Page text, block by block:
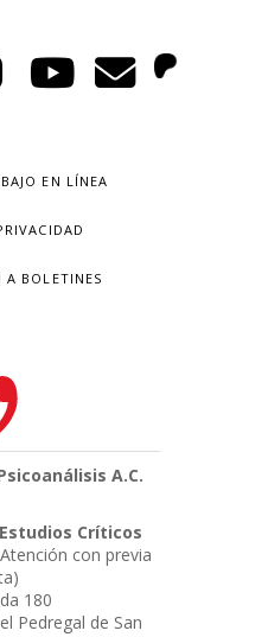
EN LÍNEA
A BOLETINES
A.C.
Críticos
con previa
180
Pedregal de San